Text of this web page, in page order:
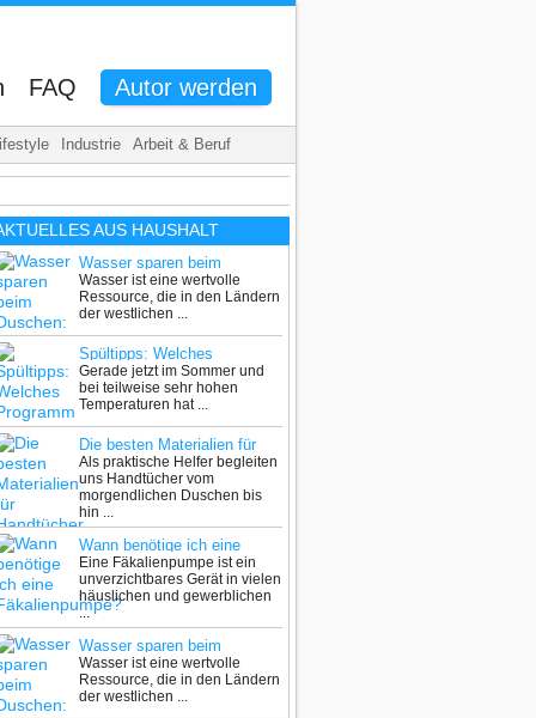
FAQ Autor werden
Industrie Arbeit & Beruf
AUS HAUSHALT
Wasser sparen beim
Duschen: so geht’s!
Wasser ist eine wertvolle
Ressource, die in den Ländern
der westlichen ...
Spültipps: Welches
Programm beim
Geschirrspüler ist am
besten?
Gerade jetzt im Sommer und
bei teilweise sehr hohen
Temperaturen hat ...
Die besten Materialien für
Handtücher – Ein Überblick
Als praktische Helfer begleiten
uns Handtücher vom
morgendlichen Duschen bis
hin ...
Wann benötige ich eine
Fäkalienpumpe?
Eine Fäkalienpumpe ist ein
unverzichtbares Gerät in vielen
häuslichen und gewerblichen
...
Wasser sparen beim
Duschen: so geht’s!
Wasser ist eine wertvolle
Ressource, die in den Ländern
der westlichen ...